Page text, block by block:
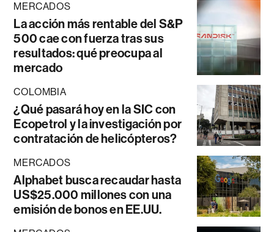
MERCADOS
La acción más rentable del S&P
500 cae con fuerza tras sus
resultados: qué preocupa al
mercado
COLOMBIA
¿Qué pasará hoy en la SIC con
Ecopetrol y la investigación por
contratación de helicópteros?
MERCADOS
Alphabet busca recaudar hasta
US$25.000 millones con una
emisión de bonos en EE.UU.